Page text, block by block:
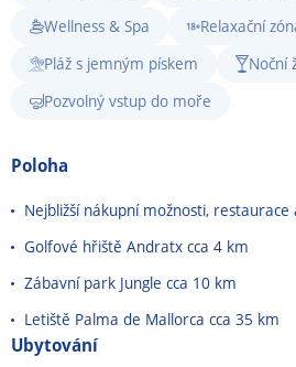
Wellness & Spa
Relaxační
Pláž s jemným pískem
Noční
Pozvolný vstup do moře
Poloha
Nejbližší nákupní možnosti,
Golfové hřiště Andratx cca 4 km
Zábavní park Jungle cca 10 km
Letiště Palma de Mallorca cca 35 km
Ubytování